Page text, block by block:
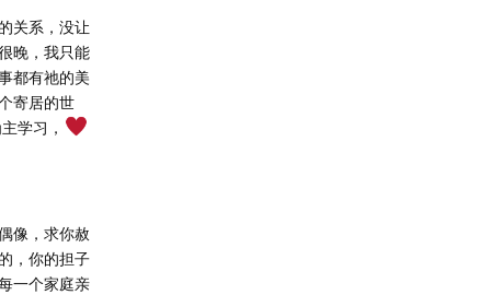
关系，没让
晚，我只能
都有祂的美
寄居的世
学习，
像，求你赦
，你的担子
一个家庭亲